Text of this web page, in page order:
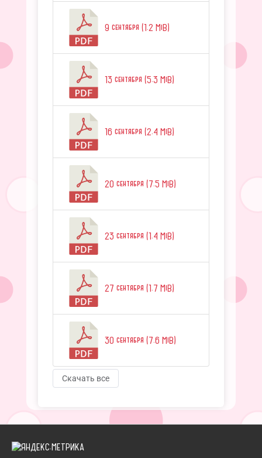
9 сентября (1.2 MiB)
13 сентября (5.3 MiB)
16 сентября (2.4 MiB)
20 сентября (7.5 MiB)
23 сентября (1.4 MiB)
27 сентября (1.7 MiB)
30 сентября (7.6 MiB)
Скачать все